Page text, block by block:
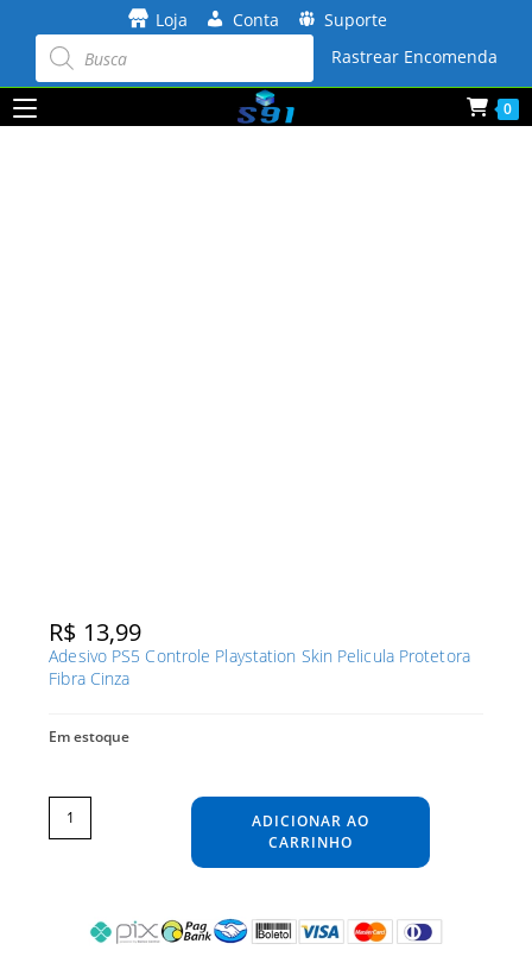
conteúdo
Loja Conta Suporte
Pesquisar
produtos Rastrear Encomenda
0
R$ 13,99
Adesivo PS5 Controle Playstation Skin Pelicula Protetora
Fibra Cinza
Em estoque
Adesivo
PS5
Controle
Playstation
Pelicula
ADICIONAR AO
CARRINHO